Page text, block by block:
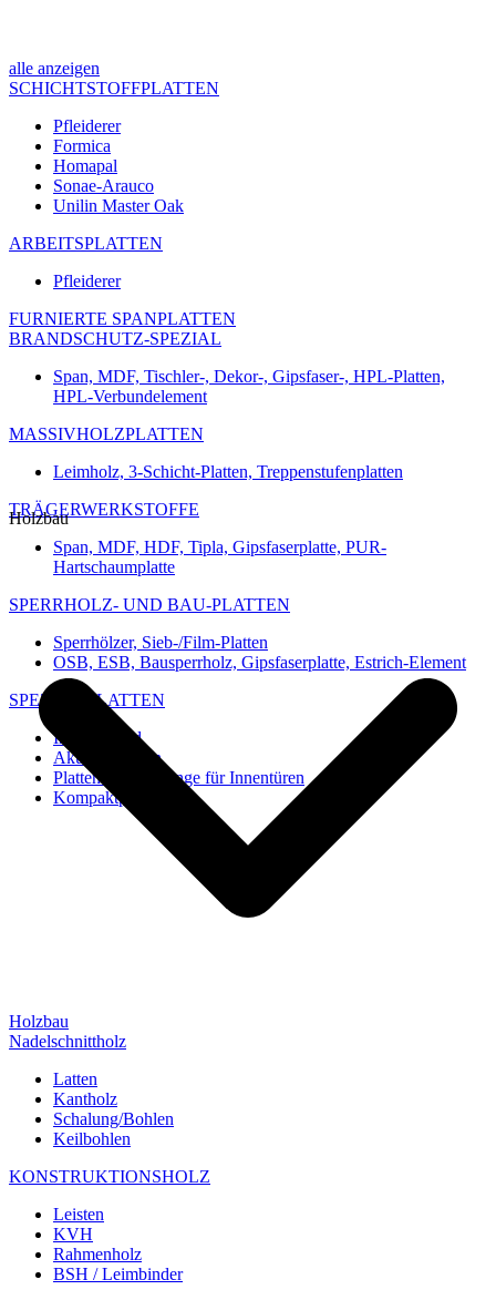
alle anzeigen
SCHICHTSTOFFPLATTEN
Pfleiderer
Formica
Homapal
Sonae-Arauco
Unilin Master Oak
ARBEITSPLATTEN
Pfleiderer
FURNIERTE SPANPLATTEN
BRANDSCHUTZ-SPEZIAL
Span, MDF, Tischler-, Dekor-, Gipsfaser-, HPL-Platten,
HPL-Verbundelement
MASSIVHOLZPLATTEN
Leimholz, 3-Schicht-Platten, Treppenstufenplatten
TRÄGERWERKSTOFFE
Span, MDF, HDF, Tipla, Gipsfaserplatte, PUR-
Hartschaumplatte
SPERRHOLZ- UND BAU-PLATTEN
Sperrhölzer, Sieb-/Film-Platten
OSB, ESB, Bausperrholz, Gipsfaserplatte, Estrich-Element
SPEZIAL-PLATTEN
Imi-Verbund
Akustik-Platten
Platten und Rohlinge für Innentüren
Kompaktplatten
Holzbau
Holzbau
Nadelschnittholz
Latten
Kantholz
Schalung/Bohlen
Keilbohlen
KONSTRUKTIONSHOLZ
Leisten
KVH
Rahmenholz
BSH / Leimbinder